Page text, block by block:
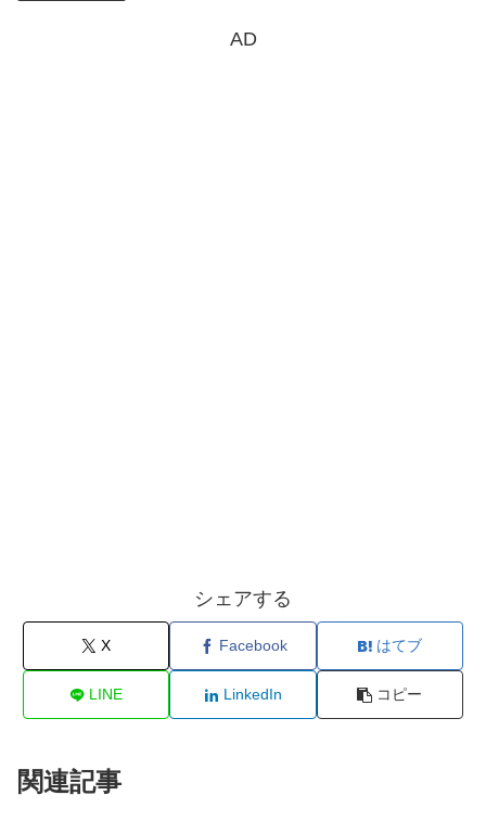
AD
シェアする
X Facebook はてブ
LINE LinkedIn コピー
関連記事